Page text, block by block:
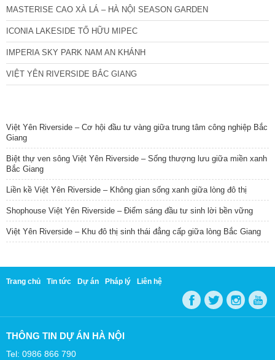
MASTERISE CAO XÀ LÁ – HÀ NỘI SEASON GARDEN
ICONIA LAKESIDE TỐ HỮU MIPEC
IMPERIA SKY PARK NAM AN KHÁNH
VIỆT YÊN RIVERSIDE BẮC GIANG
Việt Yên Riverside – Cơ hội đầu tư vàng giữa trung tâm công nghiệp Bắc
Giang
Biệt thự ven sông Việt Yên Riverside – Sống thượng lưu giữa miền xanh
Bắc Giang
Liền kề Việt Yên Riverside – Không gian sống xanh giữa lòng đô thị
Shophouse Việt Yên Riverside – Điểm sáng đầu tư sinh lời bền vững
Việt Yên Riverside – Khu đô thị sinh thái đẳng cấp giữa lòng Bắc Giang
Trang chủ Tin tức Dự án Pháp lý Liên hệ
THÔNG TIN DỰ ÁN HÀ NỘI
Tel: 0986 866 790